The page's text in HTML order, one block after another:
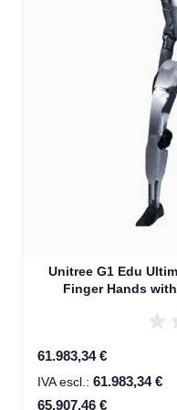
Unitree G1 Edu
Finger Hands
Special Price
61.983,34 €
61.983,34 €
65.907,46 €